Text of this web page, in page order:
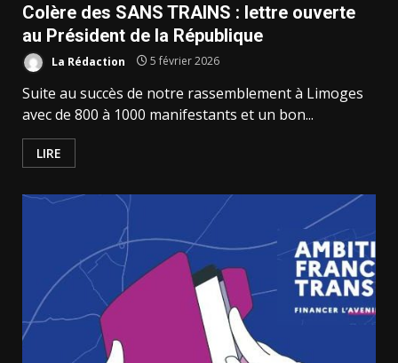
Colère des SANS TRAINS : lettre ouverte
au Président de la République
La Rédaction 5 février 2026
Suite au succès de notre rassemblement à Limoges
avec de 800 à 1000 manifestants et un bon...
LIRE